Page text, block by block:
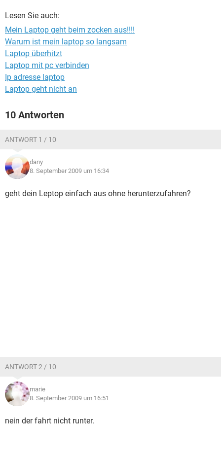
Lesen Sie auch:
Mein Laptop geht beim zocken aus!!!!
Warum ist mein laptop so langsam
Laptop überhitzt
Laptop mit pc verbinden
Ip adresse laptop
Laptop geht nicht an
10 Antworten
ANTWORT 1 / 10
dany
8. September 2009 um 16:34
geht dein Leptop einfach aus ohne herunterzufahren?
ANTWORT 2 / 10
marie
8. September 2009 um 16:51
nein der fahrt nicht runter.